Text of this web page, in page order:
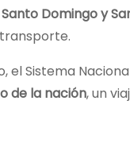
Domingo y
Sistema
de la nación, un